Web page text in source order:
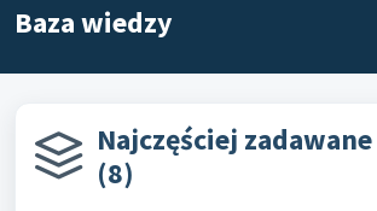
Baza wiedzy
Najczęściej
(8)